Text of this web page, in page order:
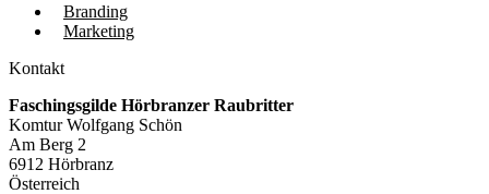
Branding
Marketing
Kontakt
Faschingsgilde Hörbranzer Raubritter
Komtur Wolfgang Schön
Am Berg 2
6912 Hörbranz
Österreich